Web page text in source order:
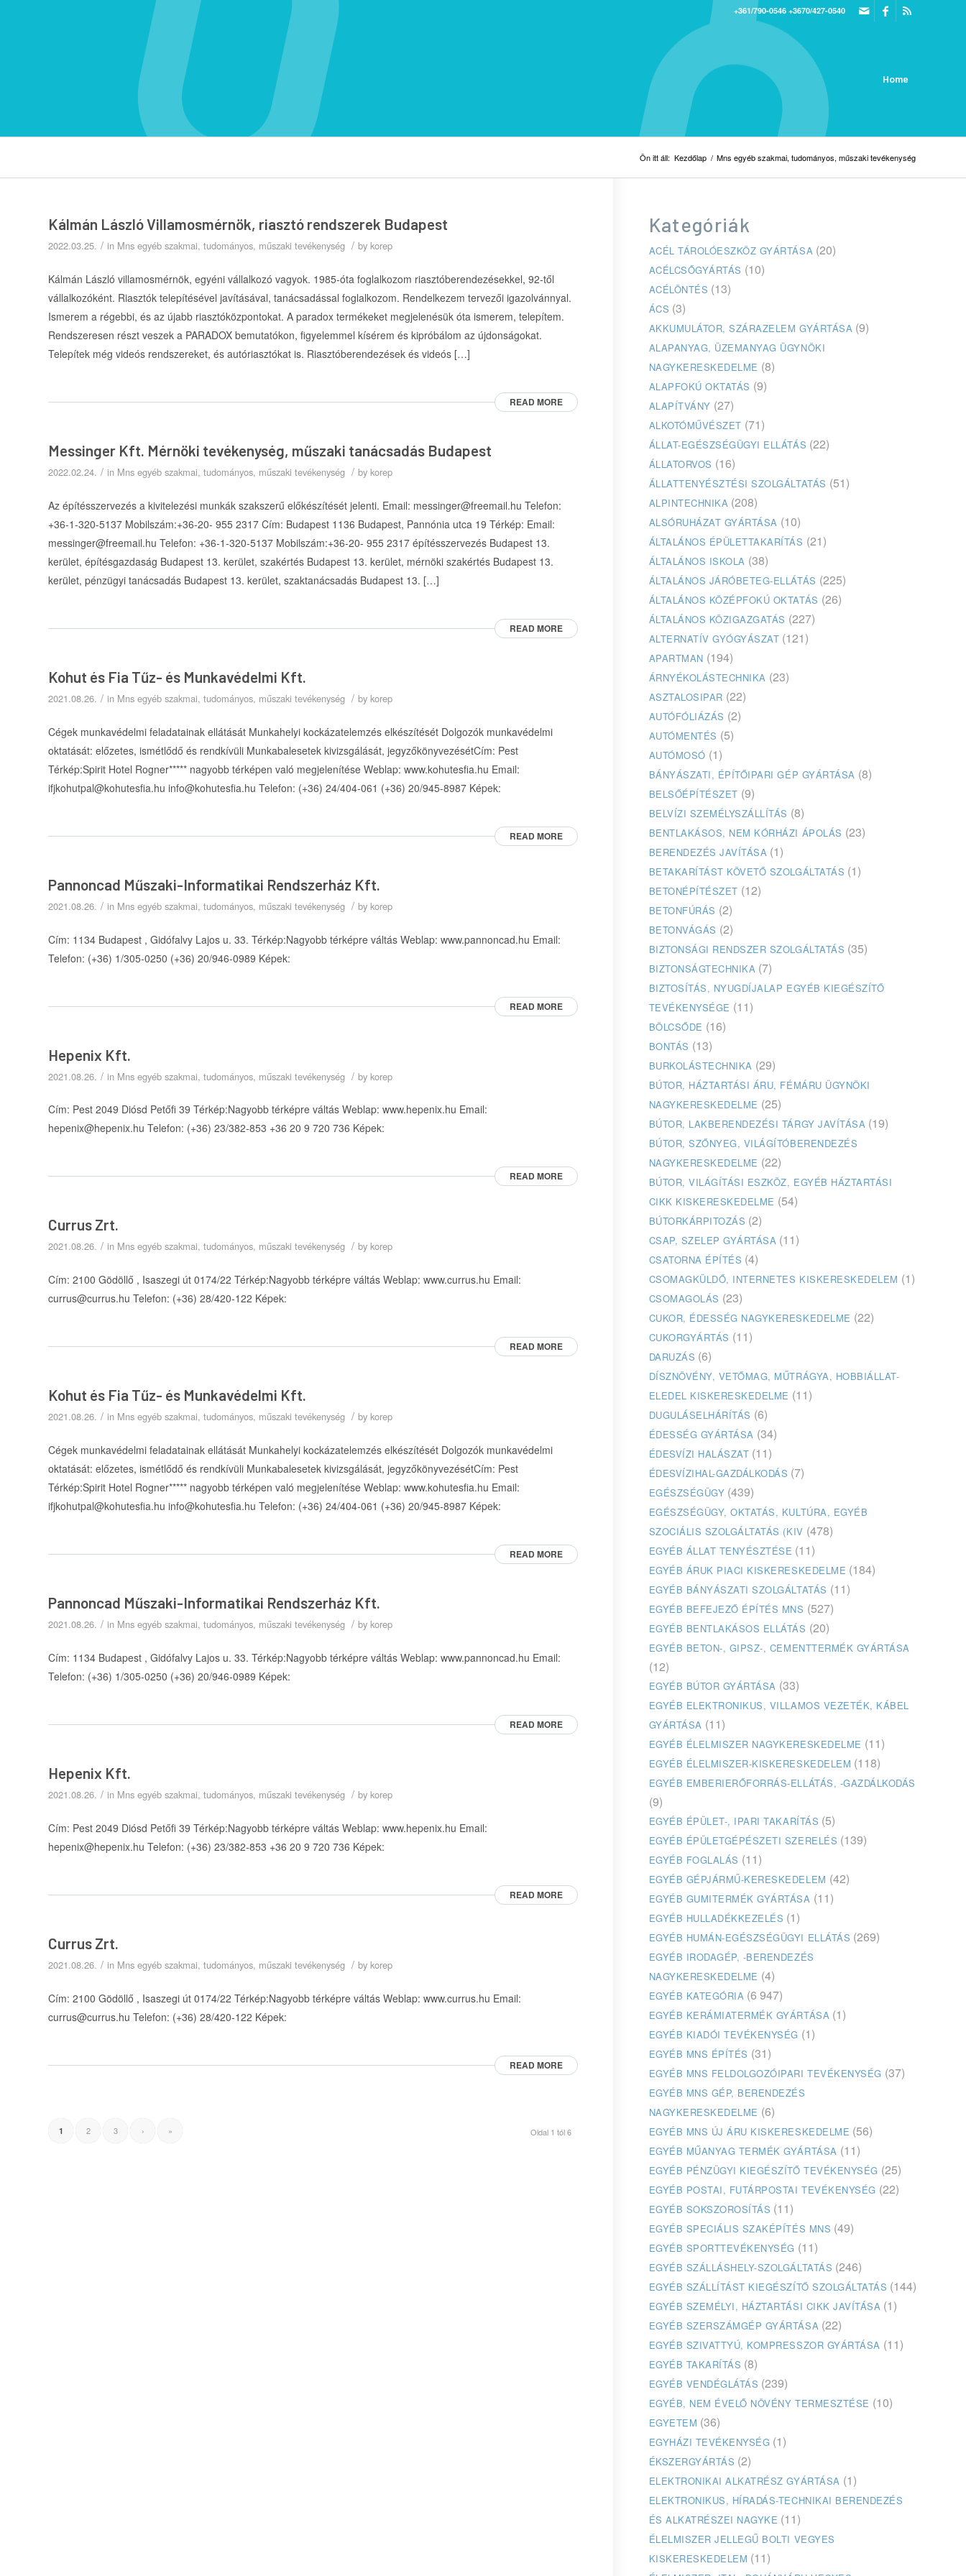
+361/790-0546 +3670/427-0540
Home
Ön itt áll: Kezdőlap / Mns egyéb szakmai, tudományos, műszaki tevékenység
Kálmán László Villamosmérnök, riasztó rendszerek Budapest
2022.03.25. / in Mns egyéb szakmai, tudományos, műszaki tevékenység / by korep
Kálmán László villamosmérnök, egyéni vállalkozó vagyok. 1985-óta foglalkozom riasztóberendezésekkel, 92-től
vállalkozóként. Riasztók telepítésével javításával, tanácsadással foglalkozom. Rendelkezem tervezői igazolvánnyal.
Ismerem a régebbi, és az újabb riasztóközpontokat. A paradox termékeket megjelenésük óta ismerem, telepítem.
Rendszeresen részt veszek a PARADOX bemutatókon, figyelemmel kísérem és kipróbálom az újdonságokat.
Telepítek még videós rendszereket, és autóriasztókat is. Riasztóberendezések és videós […]
READ MORE
Messinger Kft. Mérnöki tevékenység, műszaki tanácsadás Budapest
2022.02.24. / in Mns egyéb szakmai, tudományos, műszaki tevékenység / by korep
Az építésszervezés a kivitelezési munkák szakszerű előkészítését jelenti. Email: messinger@freemail.hu Telefon:
+36-1-320-5137 Mobilszám:+36-20- 955 2317 Cím: Budapest 1136 Budapest, Pannónia utca 19 Térkép: Email:
messinger@freemail.hu Telefon: +36-1-320-5137 Mobilszám:+36-20- 955 2317 építésszervezés Budapest 13.
kerület, építésgazdaság Budapest 13. kerület, szakértés Budapest 13. kerület, mérnöki szakértés Budapest 13.
kerület, pénzügyi tanácsadás Budapest 13. kerület, szaktanácsadás Budapest 13. […]
READ MORE
Kohut és Fia Tűz- és Munkavédelmi Kft.
2021.08.26. / in Mns egyéb szakmai, tudományos, műszaki tevékenység / by korep
Cégek munkavédelmi feladatainak ellátását Munkahelyi kockázatelemzés elkészítését Dolgozók munkavédelmi
oktatását: előzetes, ismétlődő és rendkívüli Munkabalesetek kivizsgálását, jegyzőkönyvezésétCím: Pest
Térkép:Spirit Hotel Rogner***** nagyobb térképen való megjelenítése Weblap: www.kohutesfia.hu Email:
ifjkohutpal@kohutesfia.hu info@kohutesfia.hu Telefon: (+36) 24/404-061 (+36) 20/945-8987 Képek:
READ MORE
Pannoncad Műszaki-Informatikai Rendszerház Kft.
2021.08.26. / in Mns egyéb szakmai, tudományos, műszaki tevékenység / by korep
Cím: 1134 Budapest , Gidófalvy Lajos u. 33. Térkép:Nagyobb térképre váltás Weblap: www.pannoncad.hu Email:
Telefon: (+36) 1/305-0250 (+36) 20/946-0989 Képek:
READ MORE
Hepenix Kft.
2021.08.26. / in Mns egyéb szakmai, tudományos, műszaki tevékenység / by korep
Cím: Pest 2049 Diósd Petőfi 39 Térkép:Nagyobb térképre váltás Weblap: www.hepenix.hu Email:
hepenix@hepenix.hu Telefon: (+36) 23/382-853 +36 20 9 720 736 Képek:
READ MORE
Currus Zrt.
2021.08.26. / in Mns egyéb szakmai, tudományos, műszaki tevékenység / by korep
Cím: 2100 Gödöllő , Isaszegi út 0174/22 Térkép:Nagyobb térképre váltás Weblap: www.currus.hu Email:
currus@currus.hu Telefon: (+36) 28/420-122 Képek:
READ MORE
Kohut és Fia Tűz- és Munkavédelmi Kft.
2021.08.26. / in Mns egyéb szakmai, tudományos, műszaki tevékenység / by korep
Cégek munkavédelmi feladatainak ellátását Munkahelyi kockázatelemzés elkészítését Dolgozók munkavédelmi
oktatását: előzetes, ismétlődő és rendkívüli Munkabalesetek kivizsgálását, jegyzőkönyvezésétCím: Pest
Térkép:Spirit Hotel Rogner***** nagyobb térképen való megjelenítése Weblap: www.kohutesfia.hu Email:
ifjkohutpal@kohutesfia.hu info@kohutesfia.hu Telefon: (+36) 24/404-061 (+36) 20/945-8987 Képek:
READ MORE
Pannoncad Műszaki-Informatikai Rendszerház Kft.
2021.08.26. / in Mns egyéb szakmai, tudományos, műszaki tevékenység / by korep
Cím: 1134 Budapest , Gidófalvy Lajos u. 33. Térkép:Nagyobb térképre váltás Weblap: www.pannoncad.hu Email:
Telefon: (+36) 1/305-0250 (+36) 20/946-0989 Képek:
READ MORE
Hepenix Kft.
2021.08.26. / in Mns egyéb szakmai, tudományos, műszaki tevékenység / by korep
Cím: Pest 2049 Diósd Petőfi 39 Térkép:Nagyobb térképre váltás Weblap: www.hepenix.hu Email:
hepenix@hepenix.hu Telefon: (+36) 23/382-853 +36 20 9 720 736 Képek:
READ MORE
Currus Zrt.
2021.08.26. / in Mns egyéb szakmai, tudományos, műszaki tevékenység / by korep
Cím: 2100 Gödöllő , Isaszegi út 0174/22 Térkép:Nagyobb térképre váltás Weblap: www.currus.hu Email:
currus@currus.hu Telefon: (+36) 28/420-122 Képek:
READ MORE
Oldal 1 tól 6
1 2 3 › »
Kategóriák
ACÉL TÁROLÓESZKÖZ GYÁRTÁSA (20)
ACÉLCSŐGYÁRTÁS (10)
ACÉLÖNTÉS (13)
ÁCS (3)
AKKUMULÁTOR, SZÁRAZELEM GYÁRTÁSA (9)
ALAPANYAG, ÜZEMANYAG ÜGYNÖKI
NAGYKERESKEDELME (8)
ALAPFOKÚ OKTATÁS (9)
ALAPÍTVÁNY (27)
ALKOTÓMŰVÉSZET (71)
ÁLLAT-EGÉSZSÉGÜGYI ELLÁTÁS (22)
ÁLLATORVOS (16)
ÁLLATTENYÉSZTÉSI SZOLGÁLTATÁS (51)
ALPINTECHNIKA (208)
ALSÓRUHÁZAT GYÁRTÁSA (10)
ÁLTALÁNOS ÉPÜLETTAKARÍTÁS (21)
ÁLTALÁNOS ISKOLA (38)
ÁLTALÁNOS JÁRÓBETEG-ELLÁTÁS (225)
ÁLTALÁNOS KÖZÉPFOKÚ OKTATÁS (26)
ÁLTALÁNOS KÖZIGAZGATÁS (227)
ALTERNATÍV GYÓGYÁSZAT (121)
APARTMAN (194)
ÁRNYÉKOLÁSTECHNIKA (23)
ASZTALOSIPAR (22)
AUTÓFÓLIÁZÁS (2)
AUTÓMENTÉS (5)
AUTÓMOSÓ (1)
BÁNYÁSZATI, ÉPÍTŐIPARI GÉP GYÁRTÁSA (8)
BELSŐÉPÍTÉSZET (9)
BELVÍZI SZEMÉLYSZÁLLÍTÁS (8)
BENTLAKÁSOS, NEM KÓRHÁZI ÁPOLÁS (23)
BERENDEZÉS JAVÍTÁSA (1)
BETAKARÍTÁST KÖVETŐ SZOLGÁLTATÁS (1)
BETONÉPÍTÉSZET (12)
BETONFÚRÁS (2)
BETONVÁGÁS (2)
BIZTONSÁGI RENDSZER SZOLGÁLTATÁS (35)
BIZTONSÁGTECHNIKA (7)
BIZTOSÍTÁS, NYUGDÍJALAP EGYÉB KIEGÉSZÍTŐ
TEVÉKENYSÉGE (11)
BÖLCSŐDE (16)
BONTÁS (13)
BURKOLÁSTECHNIKA (29)
BÚTOR, HÁZTARTÁSI ÁRU, FÉMÁRU ÜGYNÖKI
NAGYKERESKEDELME (25)
BÚTOR, LAKBERENDEZÉSI TÁRGY JAVÍTÁSA (19)
BÚTOR, SZŐNYEG, VILÁGÍTÓBERENDEZÉS
NAGYKERESKEDELME (22)
BÚTOR, VILÁGÍTÁSI ESZKÖZ, EGYÉB HÁZTARTÁSI
CIKK KISKERESKEDELME (54)
BÚTORKÁRPITOZÁS (2)
CSAP, SZELEP GYÁRTÁSA (11)
CSATORNA ÉPÍTÉS (4)
CSOMAGKÜLDŐ, INTERNETES KISKERESKEDELEM (1)
CSOMAGOLÁS (23)
CUKOR, ÉDESSÉG NAGYKERESKEDELME (22)
CUKORGYÁRTÁS (11)
DARUZÁS (6)
DÍSZNÖVÉNY, VETŐMAG, MŰTRÁGYA, HOBBIÁLLAT-
ELEDEL KISKERESKEDELME (11)
DUGULÁSELHÁRÍTÁS (6)
ÉDESSÉG GYÁRTÁSA (34)
ÉDESVÍZI HALÁSZAT (11)
ÉDESVÍZIHAL-GAZDÁLKODÁS (7)
EGÉSZSÉGÜGY (439)
EGÉSZSÉGÜGY, OKTATÁS, KULTÚRA, EGYÉB
SZOCIÁLIS SZOLGÁLTATÁS (KIV (478)
EGYÉB ÁLLAT TENYÉSZTÉSE (11)
EGYÉB ÁRUK PIACI KISKERESKEDELME (184)
EGYÉB BÁNYÁSZATI SZOLGÁLTATÁS (11)
EGYÉB BEFEJEZŐ ÉPÍTÉS MNS (527)
EGYÉB BENTLAKÁSOS ELLÁTÁS (20)
EGYÉB BETON-, GIPSZ-, CEMENTTERMÉK GYÁRTÁSA
(12)
EGYÉB BÚTOR GYÁRTÁSA (33)
EGYÉB ELEKTRONIKUS, VILLAMOS VEZETÉK, KÁBEL
GYÁRTÁSA (11)
EGYÉB ÉLELMISZER NAGYKERESKEDELME (11)
EGYÉB ÉLELMISZER-KISKERESKEDELEM (118)
EGYÉB EMBERIERŐFORRÁS-ELLÁTÁS, -GAZDÁLKODÁS
(9)
EGYÉB ÉPÜLET-, IPARI TAKARÍTÁS (5)
EGYÉB ÉPÜLETGÉPÉSZETI SZERELÉS (139)
EGYÉB FOGLALÁS (11)
EGYÉB GÉPJÁRMŰ-KERESKEDELEM (42)
EGYÉB GUMITERMÉK GYÁRTÁSA (11)
EGYÉB HULLADÉKKEZELÉS (1)
EGYÉB HUMÁN-EGÉSZSÉGÜGYI ELLÁTÁS (269)
EGYÉB IRODAGÉP, -BERENDEZÉS
NAGYKERESKEDELME (4)
EGYÉB KATEGÓRIA (6 947)
EGYÉB KERÁMIATERMÉK GYÁRTÁSA (1)
EGYÉB KIADÓI TEVÉKENYSÉG (1)
EGYÉB MNS ÉPÍTÉS (31)
EGYÉB MNS FELDOLGOZÓIPARI TEVÉKENYSÉG (37)
EGYÉB MNS GÉP, BERENDEZÉS
NAGYKERESKEDELME (6)
EGYÉB MNS ÚJ ÁRU KISKERESKEDELME (56)
EGYÉB MŰANYAG TERMÉK GYÁRTÁSA (11)
EGYÉB PÉNZÜGYI KIEGÉSZÍTŐ TEVÉKENYSÉG (25)
EGYÉB POSTAI, FUTÁRPOSTAI TEVÉKENYSÉG (22)
EGYÉB SOKSZOROSÍTÁS (11)
EGYÉB SPECIÁLIS SZAKÉPÍTÉS MNS (49)
EGYÉB SPORTTEVÉKENYSÉG (11)
EGYÉB SZÁLLÁSHELY-SZOLGÁLTATÁS (246)
EGYÉB SZÁLLÍTÁST KIEGÉSZÍTŐ SZOLGÁLTATÁS (144)
EGYÉB SZEMÉLYI, HÁZTARTÁSI CIKK JAVÍTÁSA (1)
EGYÉB SZERSZÁMGÉP GYÁRTÁSA (22)
EGYÉB SZIVATTYÚ, KOMPRESSZOR GYÁRTÁSA (11)
EGYÉB TAKARÍTÁS (8)
EGYÉB VENDÉGLÁTÁS (239)
EGYÉB, NEM ÉVELŐ NÖVÉNY TERMESZTÉSE (10)
EGYETEM (36)
EGYHÁZI TEVÉKENYSÉG (1)
ÉKSZERGYÁRTÁS (2)
ELEKTRONIKAI ALKATRÉSZ GYÁRTÁSA (1)
ELEKTRONIKUS, HÍRADÁS-TECHNIKAI BERENDEZÉS
ÉS ALKATRÉSZEI NAGYKE (11)
ÉLELMISZER JELLEGŰ BOLTI VEGYES
KISKERESKEDELEM (11)